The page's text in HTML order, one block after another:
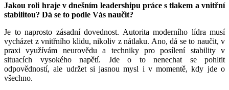
Jakou roli hraje v dnešním leadershipu práce s tlakem a vnitřní
stabilitou? Dá se to podle Vás naučit?
Je to naprosto zásadní dovednost. Autorita moderního lídra musí
vycházet z vnitřního klidu, nikoliv z nátlaku. Ano, dá se to naučit, v
praxi využívám neurovědu a techniky pro posílení stability v
situacích vysokého napětí. Jde o to nenechat se pohltit
odpovědností, ale udržet si jasnou mysl i v momentě, kdy jde o
všechno.